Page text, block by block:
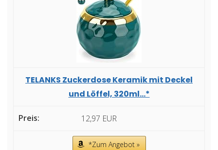
TELANKS Zuckerdose Keramik mit Deckel
und Löffel, 320ml...*
12,97 EUR
*Zum Angebot »